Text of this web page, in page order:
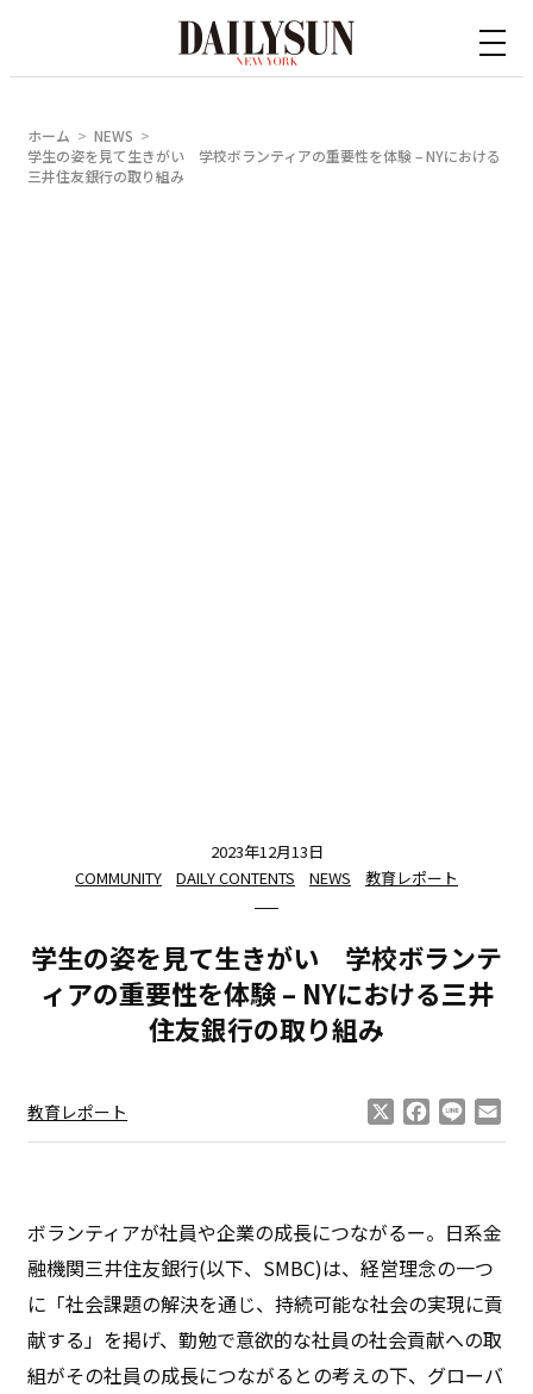
ホーム
NEWS
学生の姿を見て生きがい 学校ボランティアの重要性を体験 – NYにおける
三井住友銀行の取り組み
2023年12月13日
COMMUNITY
DAILY CONTENTS NEWS 教育レポート
学生の姿を見て生きがい 学校ボランテ
ィアの重要性を体験 – NYにおける三井
住友銀行の取り組み
教育レポート Facebook
Line
ボランティアが社員や企業の成長につながるー。日系金
融機関三井住友銀行(以下、SMBC)は、経営理念の一つ
に「社会課題の解決を通じ、持続可能な社会の実現に貢
献する」を掲げ、勤勉で意欲的な社員の社会貢献への取
組がその社員の成長につながるとの考えの下、グローバ